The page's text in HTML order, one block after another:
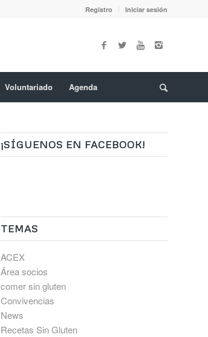
Registro Iniciar sesión
Voluntariado Agenda
¡SÍGUENOS EN FACEBOOK!
TEMAS
ACEX
Área socios
comer sin gluten
Convivencias
News
Recetas Sin Gluten